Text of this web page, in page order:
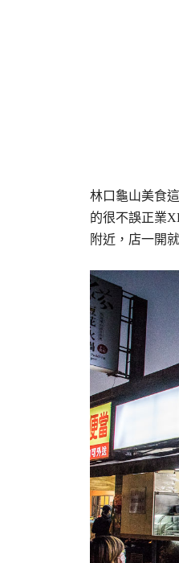
林口龜山美食
的很不誤正業
附近，店一開